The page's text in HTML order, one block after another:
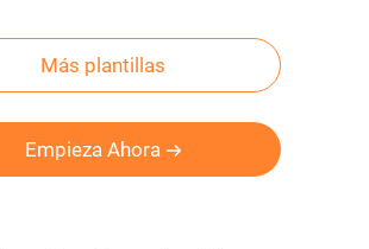
Más plantillas
Empieza Ahora